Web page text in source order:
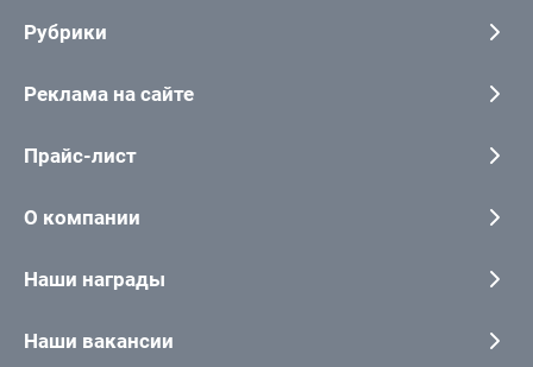
Рубрики
Реклама на сайте
Прайс-лист
О компании
Наши награды
Наши вакансии